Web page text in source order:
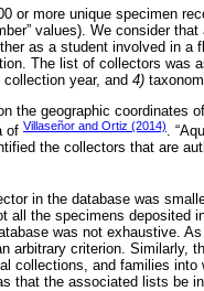
or more unique specimen
values). We consider
as a student involved in a
The list of collectors was
year, and 4)
the geographic coordinates
of Villaseñor and Ortiz (2014).
the collectors that are
in the database was
the specimens deposited
was not exhaustive.
arbitrary criterion. Similarly,
collections, and families into
that the associated lists be